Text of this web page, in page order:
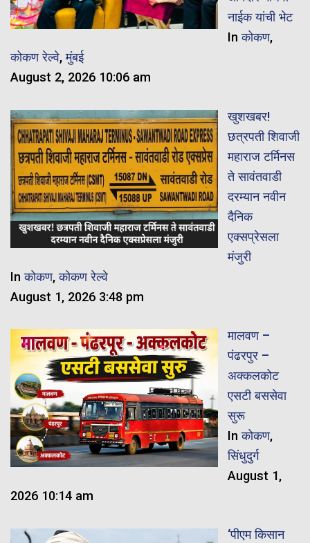
नाईक यांची भेट
Inकोकण,
कोकण रेल्वे,मुंबई
August 2, 2026 10:06 am
खुशखबर!
छत्रपती शिवाजी
महाराज टर्मिनस
ते सावंतवाडी
दरम्यान नवीन
दैनिक
एक्सप्रेसला
मंजुरी
Inकोकण,कोकण रेल्वे
August 1, 2026 3:48 pm
मालवण –
पंढरपुर –
अक्कलकोट
एसटी बससेवा
सुरू
Inकोकण,
सिंधुदुर्ग
August 1,
2026 10:14 am
‘पीएम किसान